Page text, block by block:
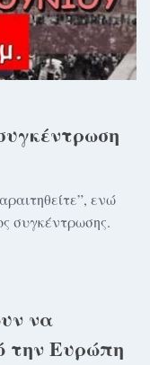
ενώ
συγκέντρωσης.
να
την Ευρώπη